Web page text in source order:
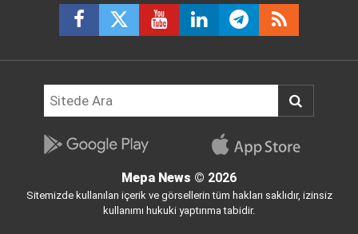
Mepa News © 2026
Sitemizde kullanılan içerik ve görsellerin tüm hakları saklıdır, izinsiz
kullanımı hukuki yaptırıma tabidir.